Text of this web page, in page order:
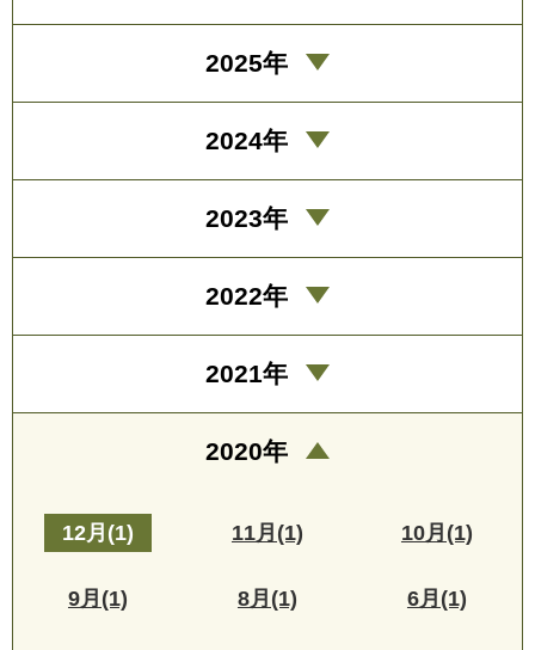
2025年
2024年
2023年
2022年
2021年
2020年
12月(1) 11月(1) 10月(1)
9月(1) 8月(1) 6月(1)